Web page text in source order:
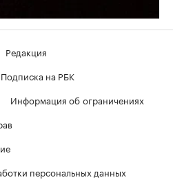
Редакция
Подписка на РБК
Информация об ограничениях
персональных данных